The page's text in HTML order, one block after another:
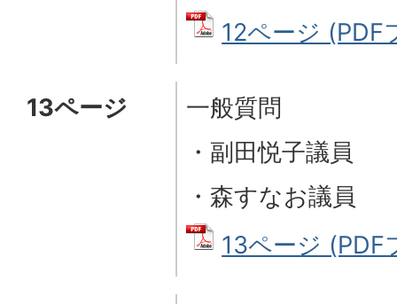
12ページ (PDF
13ページ
一般質問
・副田悦子議員
・森すなお議員
13ページ (PDF